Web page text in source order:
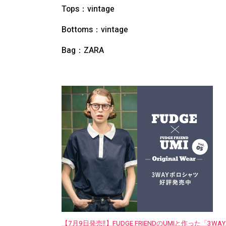
Tops： vintage
Bottoms： vintage
Bag： ZARA
【7月9日発売‼︎】FUDGE FRIENDのUMIと作った「